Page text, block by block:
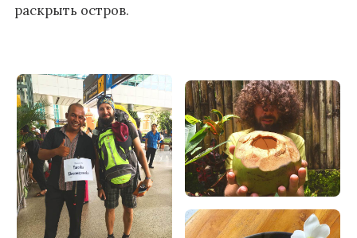
раскрыть остров.